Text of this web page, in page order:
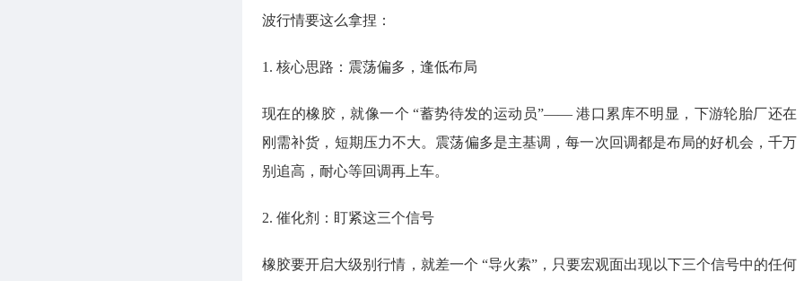
波行情要这么拿捏：
1. 核心思路：震荡偏多，逢低布局
现在的橡胶，就像一个 “蓄势待发的运动员”—— 港口累库不明显，下游轮胎厂还在
刚需补货，短期压力不大。震荡偏多是主基调，每一次回调都是布局的好机会，千万
别追高，耐心等回调再上车。
2. 催化剂：盯紧这三个信号
橡胶要开启大级别行情，就差一个 “导火索”，只要宏观面出现以下三个信号中的任何